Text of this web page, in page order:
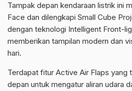
Tampak depan kendaraan listrik ini
Face dan dilengkapi Small Cube
dengan teknologi Intelligent Front-
memberikan tampilan modern dan
hari.
Terdapat fitur Active Air Flaps yang
depan untuk mengatur aliran udara